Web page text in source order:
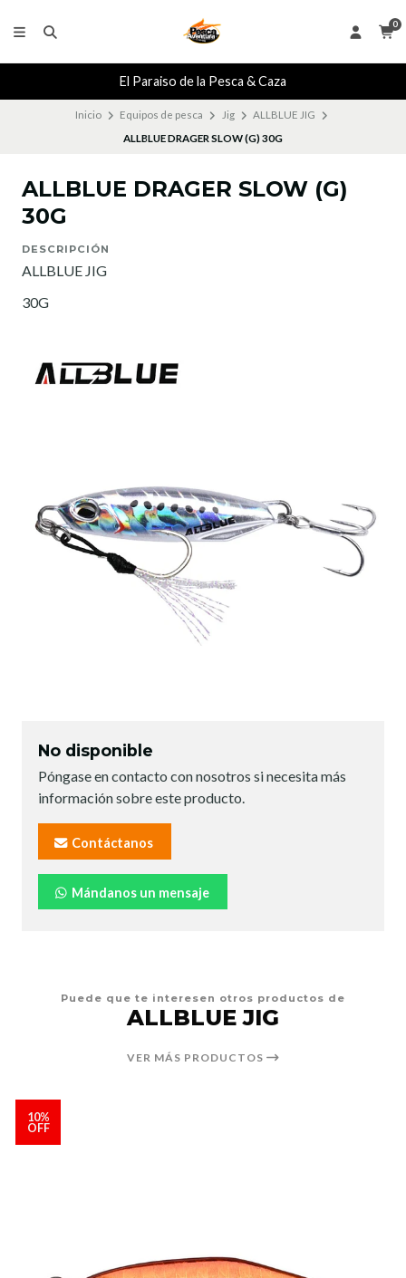
0
El Paraiso de la Pesca & Caza
Inicio Equipos de pesca Jig
ALLBLUE JIG
ALLBLUE DRAGER SLOW (G) 30G
ALLBLUE DRAGER SLOW (G)
30G
DESCRIPCIÓN
ALLBLUE JIG
30G
No disponible
Póngase en contacto con nosotros si necesita más
información sobre este producto.
Contáctanos
Mándanos un mensaje
Puede que te interesen otros productos de
ALLBLUE JIG
VER MÁS PRODUCTOS
10%
OFF